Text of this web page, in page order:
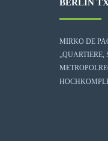
BERLIN
MIRKO DE